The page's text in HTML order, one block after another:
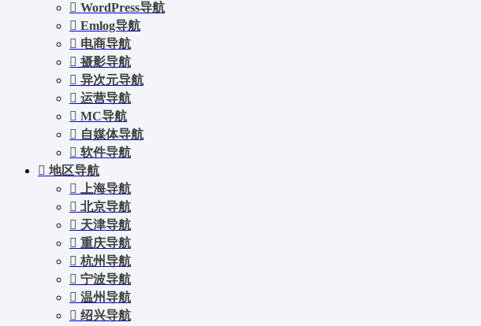
WordPress导航
Emlog导航
电商导航
摄影导航
异次元导航
运营导航
MC导航
自媒体导航
软件导航
地区导航
上海导航
北京导航
天津导航
重庆导航
杭州导航
宁波导航
温州导航
绍兴导航